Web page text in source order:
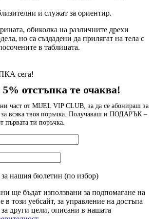
и служат за ориентир.
обиколка на различните дрехи
но са създадени да прилягат на тела с
в таблицата.
5% отстъпка те очаква!
част от MIJEL VIP CLUB, за да се абонираш за
за всяка твоя поръчка. Получаваш и ПОДАРЪК –
първата ти поръчка.
нашия бюлетин (по избор)
ще бъдат използвани за подпомагане на
в този уебсайт, за управление на достъпа
други цели, описани в нашата